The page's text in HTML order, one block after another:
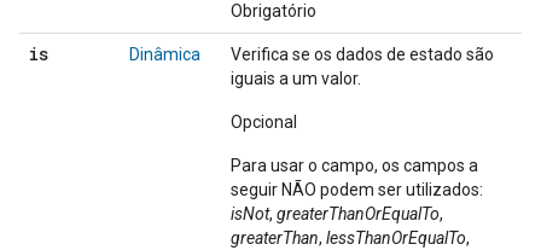
Obrigatório
is Dinâmica
Verifica se os dados de estado são
iguais a um valor.
Opcional
Para usar o campo, os campos a
seguir NÃO podem ser utilizados:
isNot, greaterThanOrEqualTo,
greaterThan, lessThanOrEqualTo,